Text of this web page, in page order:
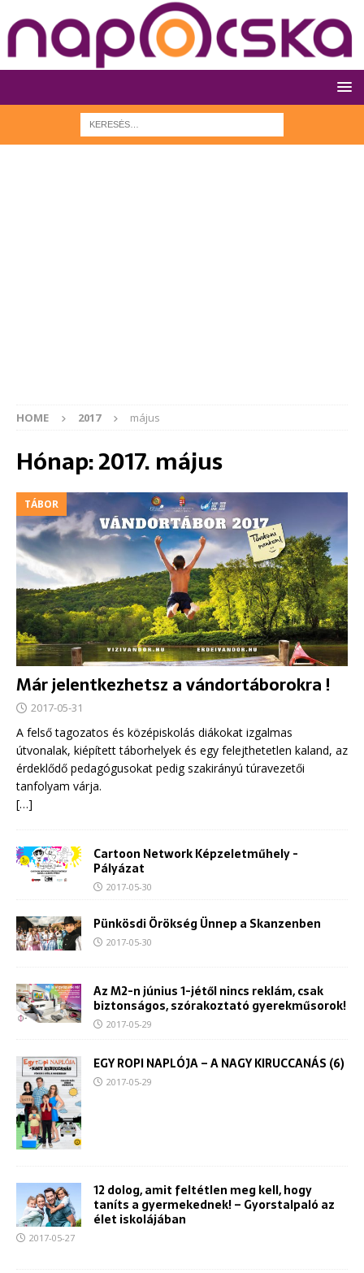
HOME 2017 május
Hónap:2017. május
TÁBOR
Már jelentkezhetsz a vándortáborokra !
2017-05-31
A felső tagozatos és középiskolás diákokat izgalmas
útvonalak, kiépített táborhelyek és egy felejthetetlen kaland, az
érdeklődő pedagógusokat pedig szakirányú túravezetői
tanfolyam várja.
[…]
Cartoon Network Képzeletműhely -
Pályázat
2017-05-30
Pünkösdi Örökség Ünnep a Skanzenben
2017-05-30
Az M2-n június 1-jétől nincs reklám, csak
biztonságos, szórakoztató gyerekműsorok!
2017-05-29
EGY ROPI NAPLÓJA – A NAGY KIRUCCANÁS (6)
2017-05-29
12 dolog, amit feltétlen meg kell, hogy
taníts a gyermekednek! – Gyorstalpaló az
élet iskolájában
2017-05-27